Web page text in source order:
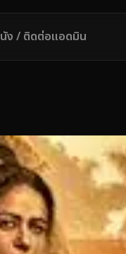
ง / ติดต่อแอดมิน